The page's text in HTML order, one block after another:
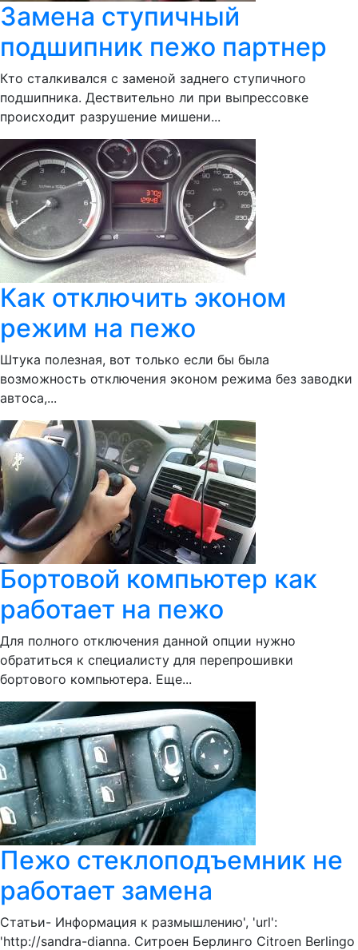
Замена ступичный
подшипник пежо партнер
Кто сталкивался с заменой заднего ступичного
подшипника. Дествительно ли при выпрессовке
происходит разрушение мишени...
Как отключить эконом
режим на пежо
Штука полезная, вот только если бы была
возможность отключения эконом режима без заводки
автоса,...
Бортовой компьютер как
работает на пежо
Для полного отключения данной опции нужно
обратиться к специалисту для перепрошивки
бортового компьютера. Еще...
Пежо стеклоподъемник не
работает замена
Статьи- Информация к размышлению', 'url':
'http://sandra-dianna. Ситроен Берлинго Citroen Berlingo